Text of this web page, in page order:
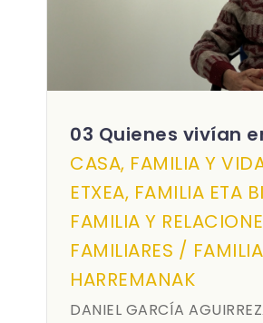
03 Quienes vivían
CASA, FAMILIA Y
ETXEA, FAMILIA ETA
FAMILIA Y
FAMILIARES /
HARREMANAK
DANIEL GARCÍA